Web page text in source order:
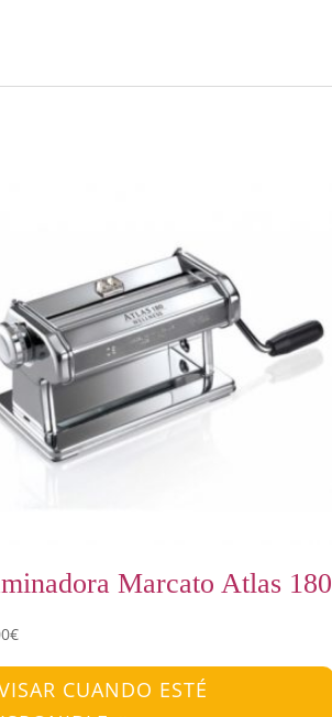
Marcato Atlas 180
€
CUANDO ESTÉ